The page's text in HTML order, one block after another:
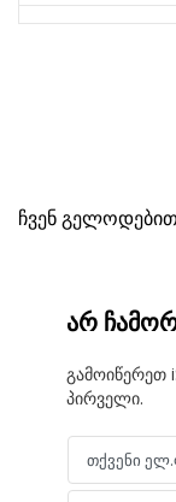
ჩვენ
არ
გამოიწერეთ
პირველი.
Email
თქვენი